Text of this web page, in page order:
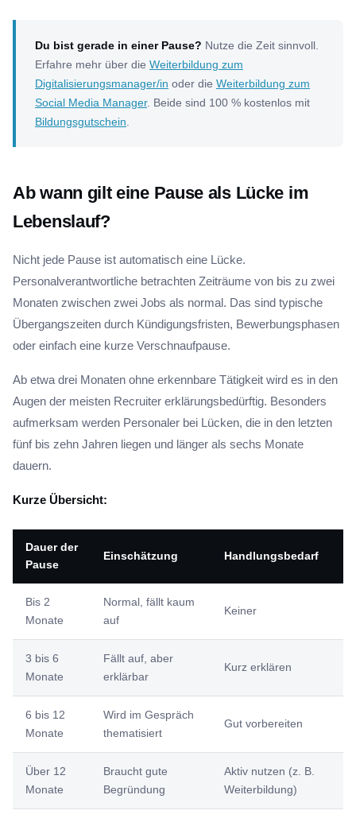
Du bist gerade in einer Pause? Nutze die Zeit sinnvoll.
Erfahre mehr über die Weiterbildung zum
Digitalisierungsmanager/in oder die Weiterbildung zum
Social Media Manager. Beide sind 100 % kostenlos mit
Bildungsgutschein
Ab wann gilt eine Pause als Lücke im
Lebenslauf?
Nicht jede Pause ist automatisch eine Lücke.
Personalverantwortliche betrachten Zeiträume von bis zu zwei
Monaten zwischen zwei Jobs als normal. Das sind typische
Übergangszeiten durch Kündigungsfristen, Bewerbungsphasen
oder einfach eine kurze Verschnaufpause.
Ab etwa drei Monaten ohne erkennbare Tätigkeit wird es in den
Augen der meisten Recruiter erklärungsbedürftig. Besonders
aufmerksam werden Personaler bei Lücken, die in den letzten
fünf bis zehn Jahren liegen und länger als sechs Monate
dauern.
Kurze Übersicht:
Dauer der
Pause
Einschätzung Handlungsbedarf
Bis 2
Monate
Normal, fällt kaum
auf
Keiner
3 bis 6
Monate
Fällt auf, aber
erklärbar
Kurz erklären
6 bis 12
Monate
Wird im Gespräch
thematisiert
Gut vorbereiten
Über 12
Monate
Braucht gute
Begründung
Aktiv nutzen (z. B.
Weiterbildung)